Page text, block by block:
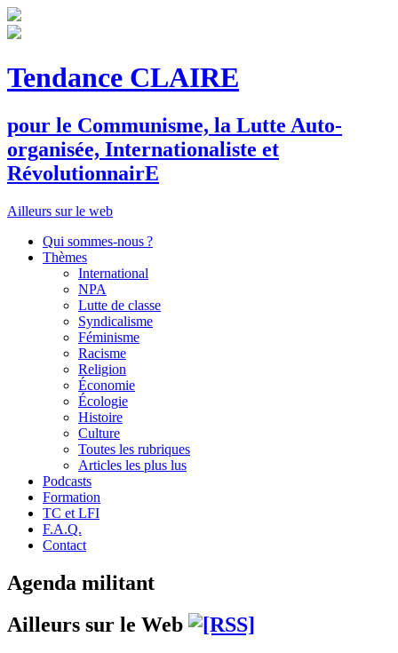
Tendance CLAIRE
pour le Communisme, la Lutte Auto-
organisée, Internationaliste et
RévolutionnairE
Ailleurs sur le web
Qui sommes-nous ?
Thèmes
International
NPA
Lutte de classe
Syndicalisme
Féminisme
Racisme
Religion
Économie
Écologie
Histoire
Culture
Toutes les rubriques
Articles les plus lus
Podcasts
Formation
TC et LFI
F.A.Q.
Contact
Agenda militant
Ailleurs sur le Web